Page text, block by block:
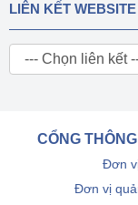
LIÊN KẾT WEBSITE
CỔNG
Đơn
Đơn vị